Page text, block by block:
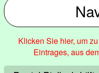
Klicken Sie hier, um
Eintrages, aus